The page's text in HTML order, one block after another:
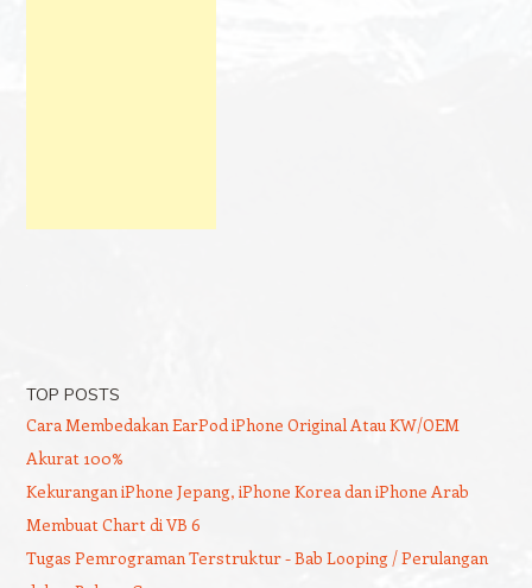
TOP POSTS
Cara Membedakan EarPod iPhone Original Atau KW/OEM
Akurat 100%
Kekurangan iPhone Jepang, iPhone Korea dan iPhone Arab
Membuat Chart di VB 6
Tugas Pemrograman Terstruktur - Bab Looping / Perulangan